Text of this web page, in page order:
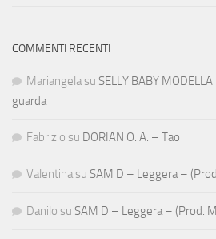
COMMENTI RECENTI
Mariangela su SELLY BABY
guarda
Fabrizio su DORIAN O. A. – Tao
Valentina su SAM D – Leggera –
Danilo su SAM D – Leggera – (Prod.